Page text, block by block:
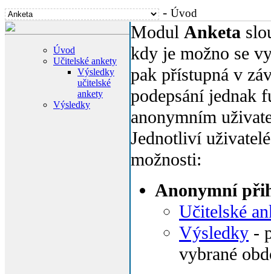
- Úvod
Úvod
Učitelské ankety
Výsledky
učitelské
ankety
Výsledky
Modul Anketa
kdy je možno se
pak přístupná v
podepsání jednak
anonymním
Jednotliví
možnosti:
Anonymní
Učitelské
Výsledky -
vybrané